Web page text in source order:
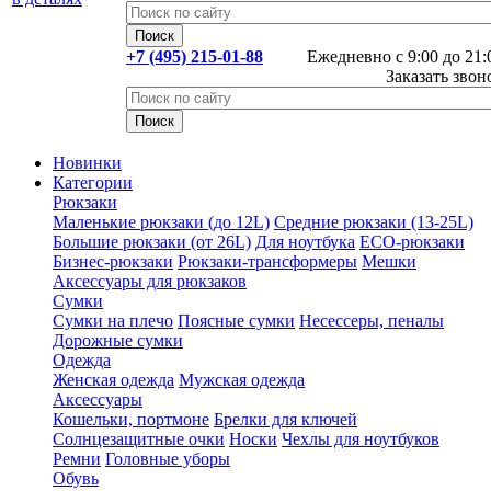
Ежедневно с 9:00 до
+7 (495) 215-01-88
Заказать
Новинки
Категории
Рюкзаки
Маленькие рюкзаки (до 12L) Средние рюкзаки (13-25L)
Большие рюкзаки (от 26L) Для ноутбука ECO-рюкзаки
Бизнес-рюкзаки Рюкзаки-трансформеры Мешки
Аксессуары для рюкзаков
Сумки
Сумки на плечо Поясные сумки Несессеры, пеналы
Дорожные сумки
Одежда
Женская одежда Мужская одежда
Аксессуары
Кошельки, портмоне Брелки для ключей
Солнцезащитные очки Носки Чехлы для ноутбуков
Ремни Головные уборы
Обувь